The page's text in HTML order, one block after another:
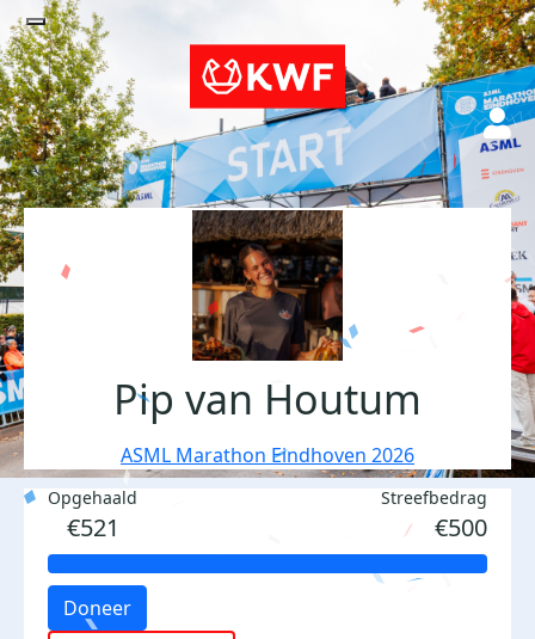
Pip van Houtum
ASML Marathon Eindhoven 2026
Opgehaald
€521
Streefbedrag
€500
Doneer